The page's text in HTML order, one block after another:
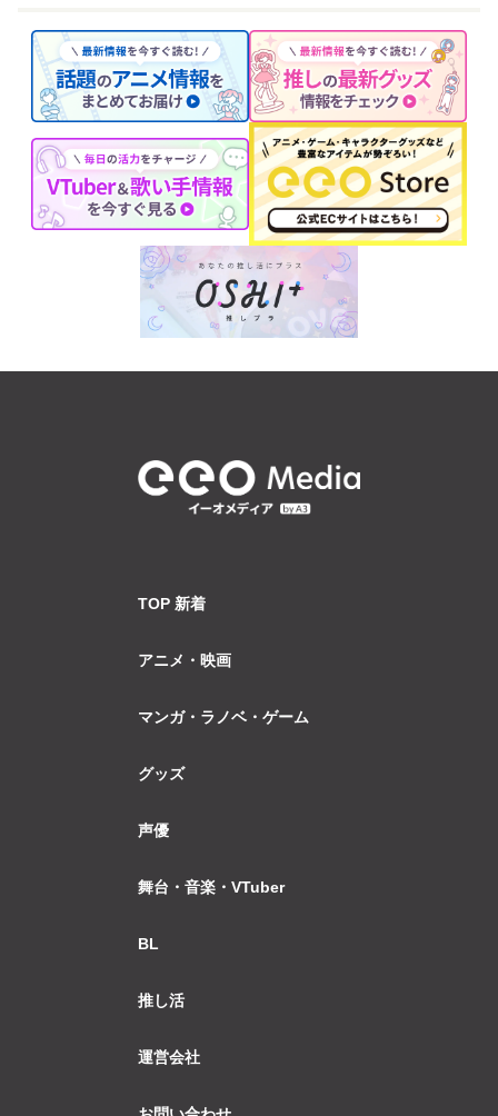
TOP 新着
アニメ・映画
マンガ・ラノベ・ゲーム
グッズ
声優
舞台・音楽・VTuber
BL
推し活
運営会社